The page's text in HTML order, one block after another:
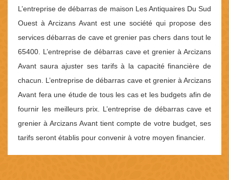
L’entreprise de débarras de maison Les Antiquaires Du Sud
Ouest à Arcizans Avant est une société qui propose des
services débarras de cave et grenier pas chers dans tout le
65400. L’entreprise de débarras cave et grenier à Arcizans
Avant saura ajuster ses tarifs à la capacité financière de
chacun. L’entreprise de débarras cave et grenier à Arcizans
Avant fera une étude de tous les cas et les budgets afin de
fournir les meilleurs prix. L’entreprise de débarras cave et
grenier à Arcizans Avant tient compte de votre budget, ses
tarifs seront établis pour convenir à votre moyen financier.